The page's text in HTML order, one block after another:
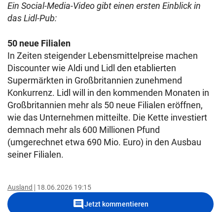
Ein Social-Media-Video gibt einen ersten Einblick in
das Lidl-Pub:
50 neue Filialen
In Zeiten steigender Lebensmittelpreise machen
Discounter wie Aldi und Lidl den etablierten
Supermärkten in Großbritannien zunehmend
Konkurrenz. Lidl will in den kommenden Monaten in
Großbritannien mehr als 50 neue Filialen eröffnen,
wie das Unternehmen mitteilte. Die Kette investiert
demnach mehr als 600 Millionen Pfund
(umgerechnet etwa 690 Mio. Euro) in den Ausbau
seiner Filialen.
Ausland 18.06.2026 19:15
commentJetzt kommentieren